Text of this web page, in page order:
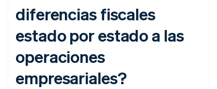
diferencias fiscales
estado por estado a las
operaciones
empresariales?